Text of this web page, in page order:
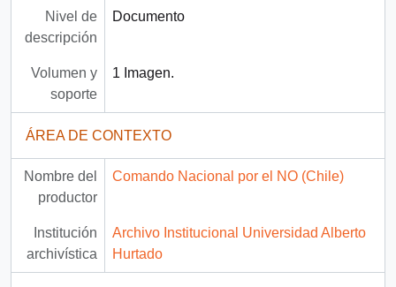
Nivel de
descripción
Documento
Volumen y
soporte
1 Imagen.
ÁREA DE CONTEXTO
Nombre del
productor
Comando Nacional por el NO (Chile)
Institución
archivística
Archivo Institucional Universidad Alberto
Hurtado